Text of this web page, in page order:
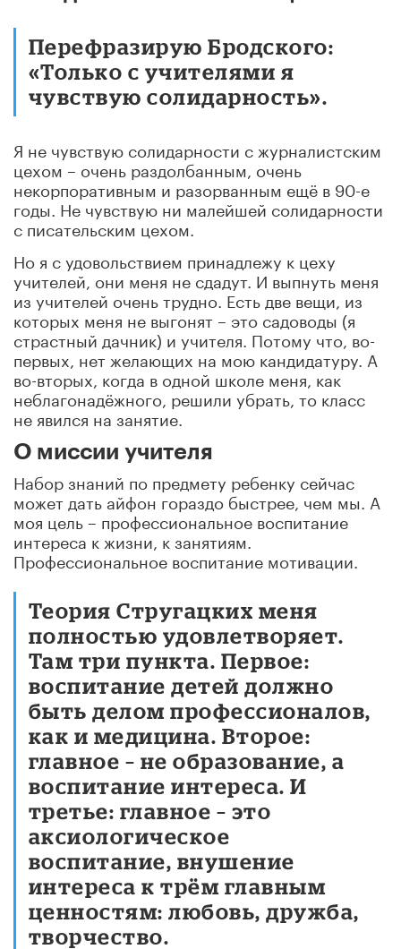
Перефразирую Бродского:
«Только с учителями я
чувствую солидарность».
Я не чувствую солидарности с журналистским
цехом – очень раздолбанным, очень
некорпоративным и разорванным ещё в 90-е
годы. Не чувствую ни малейшей солидарности
с писательским цехом.
Но я с удовольствием принадлежу к цеху
учителей, они меня не сдадут. И выпнуть меня
из учителей очень трудно. Есть две вещи, из
которых меня не выгонят – это садоводы (я
страстный дачник) и учителя. Потому что, во-
первых, нет желающих на мою кандидатуру. А
во-вторых, когда в одной школе меня, как
неблагонадёжного, решили убрать, то класс
не явился на занятие.
О миссии учителя
Набор знаний по предмету ребенку сейчас
может дать айфон гораздо быстрее, чем мы. А
моя цель – профессиональное воспитание
интереса к жизни, к занятиям.
Профессиональное воспитание мотивации.
Теория Стругацких меня
полностью удовлетворяет.
Там три пункта. Первое:
воспитание детей должно
быть делом профессионалов,
как и медицина. Второе:
главное – не образование, а
воспитание интереса. И
третье: главное – это
аксиологическое
воспитание, внушение
интереса к трём главным
ценностям: любовь, дружба,
творчество.